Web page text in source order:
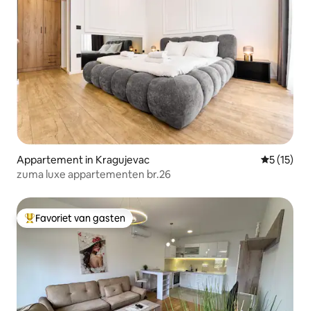
Appartement in Kragujevac
5 (15)
zuma luxe appartementen br.26
Topfavoriet van gasten
Favoriet van gasten